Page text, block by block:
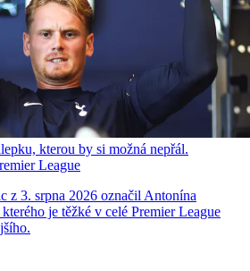
kterou by si možná nepřál.
League
z 3. srpna 2026 označil Antonína
je těžké v celé Premier League